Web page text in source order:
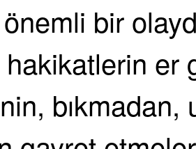
bir
er
bıkmadan,